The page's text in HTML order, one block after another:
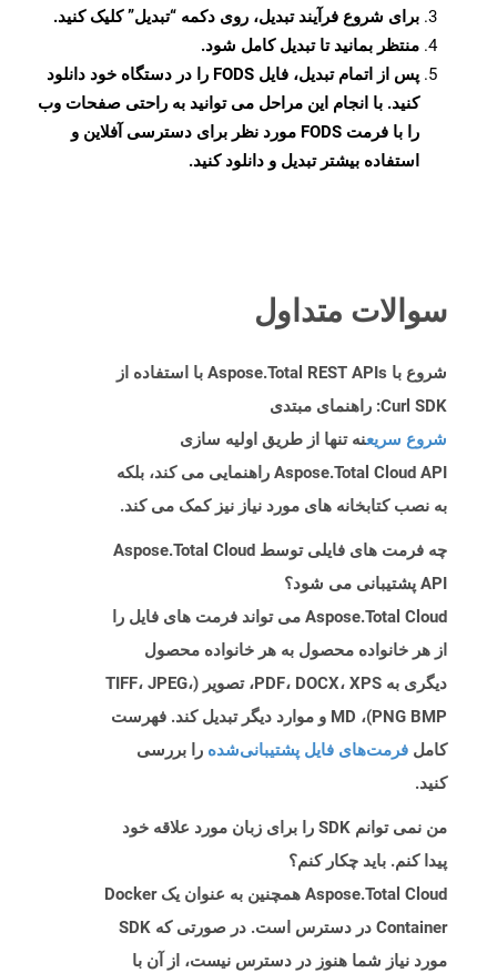
برای شروع فرآیند تبدیل، روی دکمه “تبدیل” کلیک کنید.
منتظر بمانید تا تبدیل کامل شود.
پس از اتمام تبدیل، فایل FODS را در دستگاه خود دانلود
کنید. با انجام این مراحل می توانید به راحتی صفحات وب
را با فرمت FODS مورد نظر برای دسترسی آفلاین و
استفاده بیشتر تبدیل و دانلود کنید.
سوالات متداول
شروع با Aspose.Total REST APIs با استفاده از
Curl SDK: راهنمای مبتدی
شروع سریعنه تنها از طریق اولیه سازی
Aspose.Total Cloud API راهنمایی می کند، بلکه
به نصب کتابخانه های مورد نیاز نیز کمک می کند.
چه فرمت های فایلی توسط Aspose.Total Cloud
API پشتیبانی می شود؟
Aspose.Total Cloud می تواند فرمت های فایل را
از هر خانواده محصول به هر خانواده محصول
دیگری به PDF، DOCX، XPS، تصویر (TIFF، JPEG،
PNG BMP)، MD و موارد دیگر تبدیل کند. فهرست
کامل فرمت‌های فایل پشتیبانی‌شده را بررسی
کنید.
من نمی توانم SDK را برای زبان مورد علاقه خود
پیدا کنم. باید چکار کنم؟
Aspose.Total Cloud همچنین به عنوان یک Docker
Container در دسترس است. در صورتی که SDK
مورد نیاز شما هنوز در دسترس نیست، از آن با